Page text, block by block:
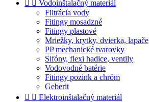
  Vodoinštalačný materiál
Filtrácia vody
Fitingy mosadzné
Fitingy plastové
Mriežky, krytky, dvierka, lapače
PP mechanické tvarovky
Sifóny, flexi hadice, ventily
Vodovodné batérie
Fitingy pozink a chróm
Geberit
  Elektroinštalačný materiál